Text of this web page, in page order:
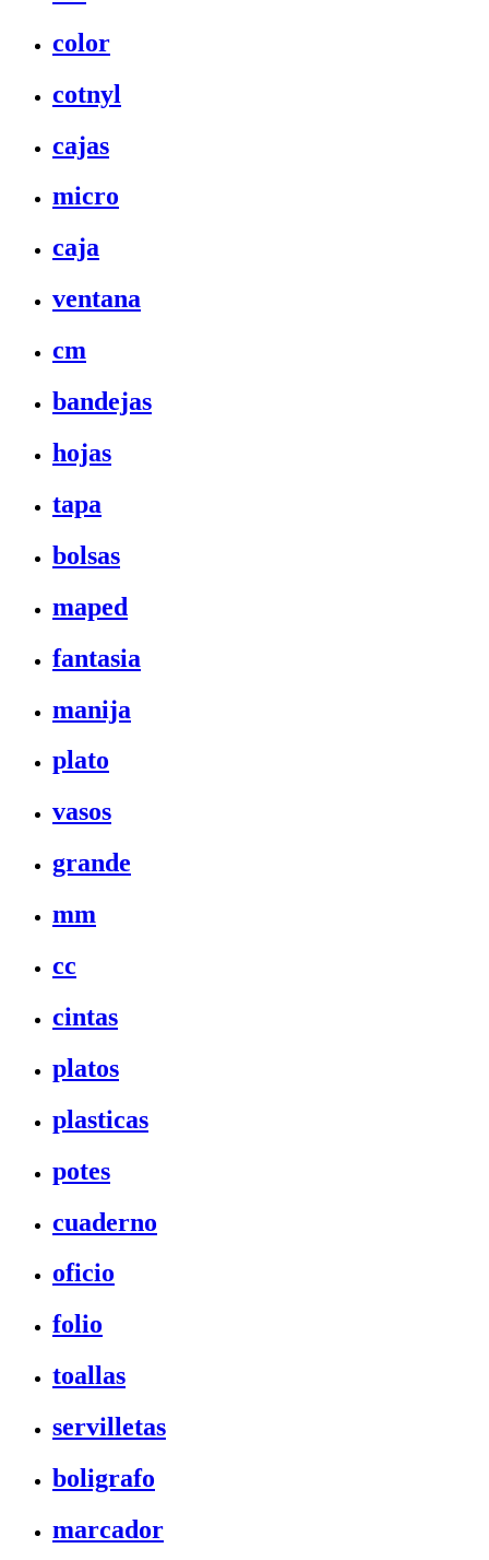
color
cotnyl
cajas
micro
caja
ventana
cm
bandejas
hojas
tapa
bolsas
maped
fantasia
manija
plato
vasos
grande
mm
cc
cintas
platos
plasticas
potes
cuaderno
oficio
folio
toallas
servilletas
boligrafo
marcador